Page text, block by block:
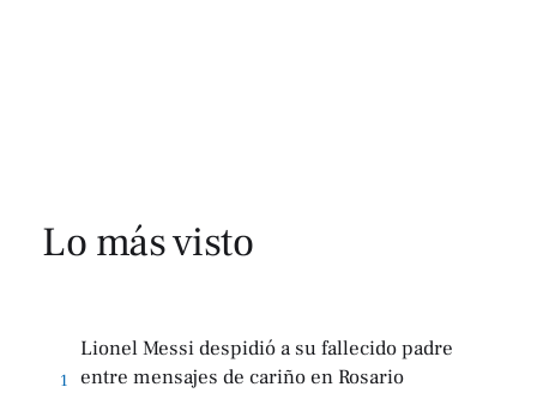
Lo más visto
1
Lionel Messi despidió a su fallecido padre
entre mensajes de cariño en Rosario